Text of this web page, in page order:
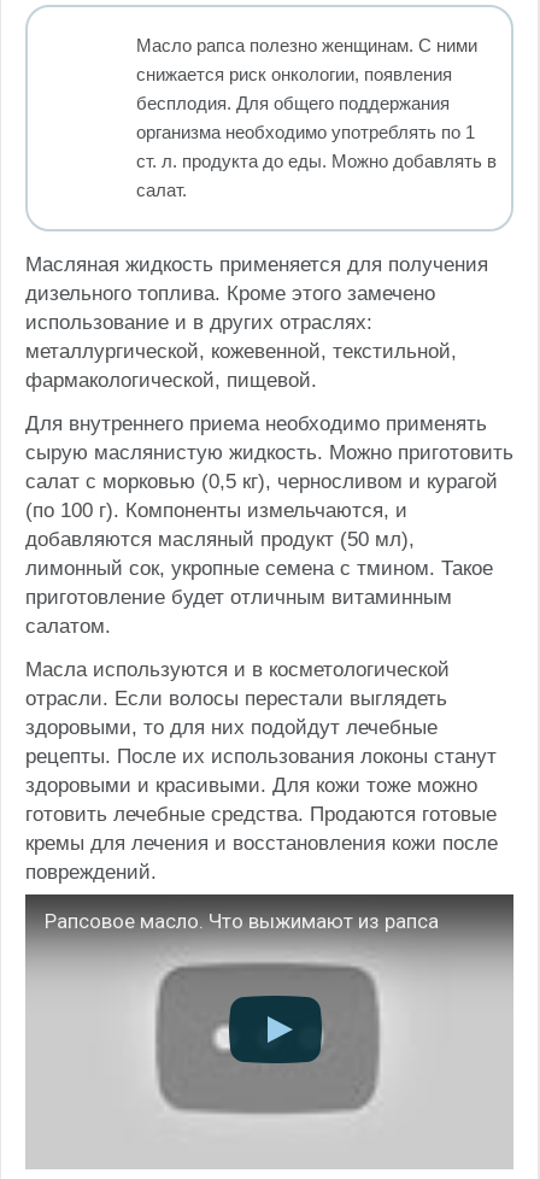
Масло рапса полезно женщинам. С ними
снижается риск онкологии, появления
бесплодия. Для общего поддержания
организма необходимо употреблять по 1
ст. л. продукта до еды. Можно добавлять в
салат.
Масляная жидкость применяется для получения
дизельного топлива. Кроме этого замечено
использование и в других отраслях:
металлургической, кожевенной, текстильной,
фармакологической, пищевой.
Для внутреннего приема необходимо применять
сырую маслянистую жидкость. Можно приготовить
салат с морковью (0,5 кг), черносливом и курагой
(по 100 г). Компоненты измельчаются, и
добавляются масляный продукт (50 мл),
лимонный сок, укропные семена с тмином. Такое
приготовление будет отличным витаминным
салатом.
Масла используются и в косметологической
отрасли. Если волосы перестали выглядеть
здоровыми, то для них подойдут лечебные
рецепты. После их использования локоны станут
здоровыми и красивыми. Для кожи тоже можно
готовить лечебные средства. Продаются готовые
кремы для лечения и восстановления кожи после
повреждений.
Рапсовое масло. Что выжимают из рапса